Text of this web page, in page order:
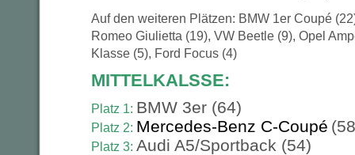
Auf den weiteren Plätzen: BMW 1er Coupé
Romeo Giulietta (19), VW Beetle (9), Opel
Klasse (5), Ford Focus (4)
MITTELKALSSE:
Platz 1: BMW 3er (64)
Platz 2: Mercedes-Benz C-Coupé
Platz 3: Audi A5/Sportback (54)